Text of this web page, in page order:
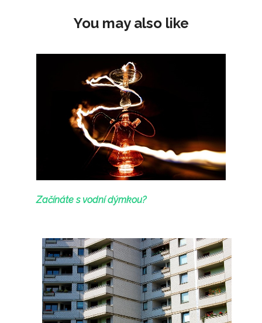
You may also like
Začínáte s vodní dýmkou?